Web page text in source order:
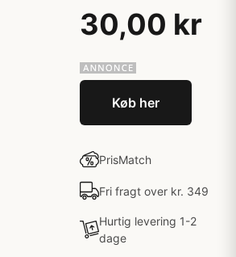
30,00 kr
Køb her
PrisMatch
Fri fragt over kr. 349
Hurtig levering 1-2
dage